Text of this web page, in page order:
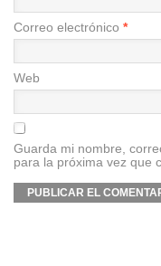
Correo electrónico *
Web
Guarda mi nombre,
para la próxima vez que